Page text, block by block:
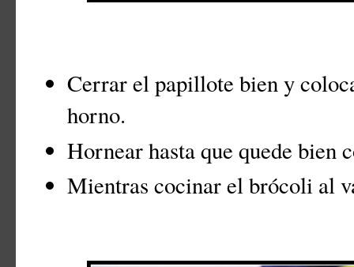
Cerrar el papillote bien y
horno.
Hornear hasta que quede bien
Mientras cocinar el brócoli al